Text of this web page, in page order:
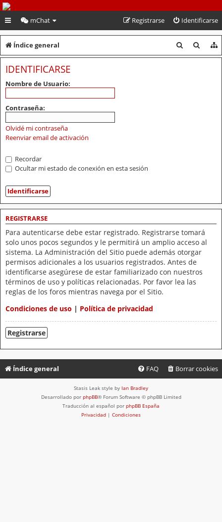
PeruVoley.com
mChat Identificarse
Registrarse
Índice general
u
u
IDENTIFICARSE
Nombre de Usuario:
Contraseña:
Olvidé mi contraseña
Reenviar email de activación
Recordar
Ocultar mi estado de conexión en esta sesión
REGISTRARSE
Para autenticarse debe estar registrado. Registrarse tomará
solo unos pocos segundos y le permitirá un amplio acceso al
sistema. La Administración del Sitio puede además otorgar
permisos adicionales a los usuarios registrados. Antes de
identificarse asegúrese de estar familiarizado con nuestros
términos de uso y políticas relacionadas. Por favor lea las
reglas de los foros mientras navega por el Sitio.
Condiciones de uso | Política de privacidad
Registrarse
Índice general Borrar cookies
FAQ
Stasis Leak style by Ian Bradley
Desarrollado por phpBB® Forum Software © phpBB Limited
Traducción al español por phpBB España
Privacidad | Condiciones